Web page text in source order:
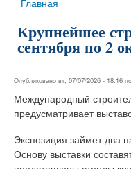
Вы здесь
Главная
Крупнейшее
сентября по 2
Опубликовано вт, 07/07/2026 - 18:16
Международный
предусматривает
Экспозиция займет два
Основу выставки